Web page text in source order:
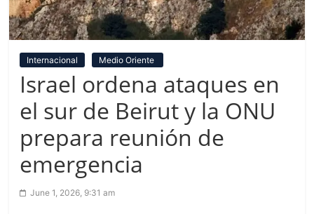
Internacional Medio Oriente
Israel ordena ataques en
el sur de Beirut y la ONU
prepara reunión de
emergencia
June 1, 2026, 9:31 am